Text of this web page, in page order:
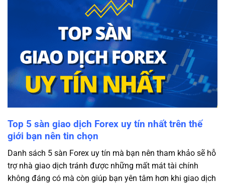
Top 5 sàn giao dịch Forex uy tín nhất trên thế
giới bạn nên tin chọn
Danh sách 5 sàn Forex uy tín mà bạn nên tham khảo sẽ hỗ
trợ nhà giao dịch tránh được những mất mát tài chính
không đáng có mà còn giúp bạn yên tâm hơn khi giao dịch